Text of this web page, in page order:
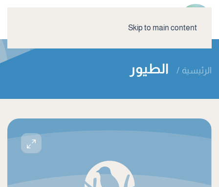
Skip to main content
الرئيسية الطيور